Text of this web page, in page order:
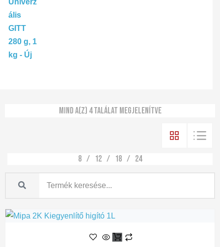
Mind a(z) 4 találat megjelenítve
8 12 18 24